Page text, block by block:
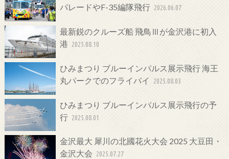
パレードやF-35編隊飛行 2026.06.07
最新鋭のクルーズ船 飛鳥Ⅲが金沢港に初入
港 2025.08.10
ひみまつり ブルーインパルス展示飛行 海王
丸パークでのフライバイ
2025.08.03
ひみまつり ブルーインパルス展示飛行の予
行 2025.08.01
金沢最大 犀川の北國花火大会 2025 大豆田・
金沢大会 2025.07.27